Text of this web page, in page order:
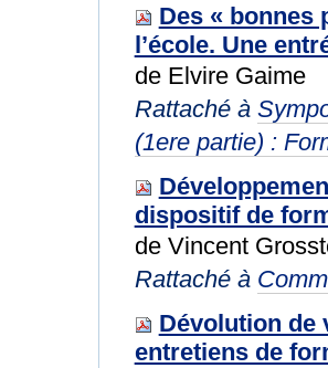
Des « bonnes
l’école. Une
de Elvire Gaime
Rattaché à
(1ere partie) :
dispositif de
de Vincent
Rattaché à
Dévolution de
entretiens de